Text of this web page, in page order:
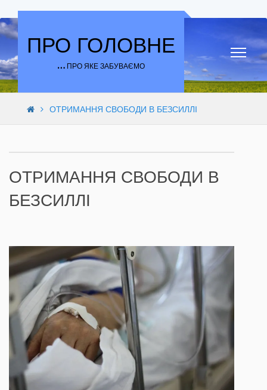
Skip to content
ПРО ГОЛОВНЕ
… ПРО ЯКЕ ЗАБУВАЄМО
ОТРИМАННЯ СВОБОДИ В БЕЗСИЛЛІ
ОТРИМАННЯ СВОБОДИ В
БЕЗСИЛЛІ